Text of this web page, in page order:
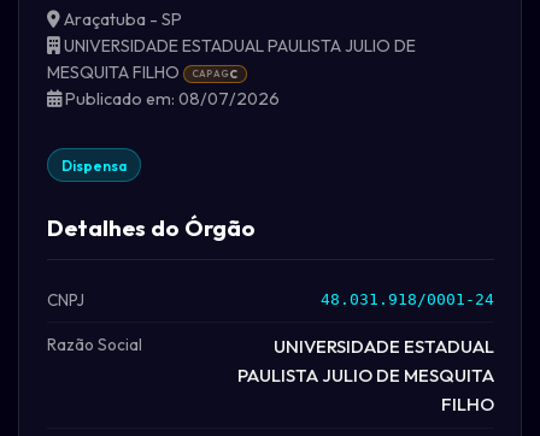
Araçatuba - SP
UNIVERSIDADE ESTADUAL PAULISTA JULIO DE
MESQUITA FILHO
CAPAGC
Publicado em: 08/07/2026
Dispensa
Detalhes do Órgão
CNPJ 48.031.918/0001-24
Razão Social
UNIVERSIDADE ESTADUAL
PAULISTA JULIO DE MESQUITA
FILHO